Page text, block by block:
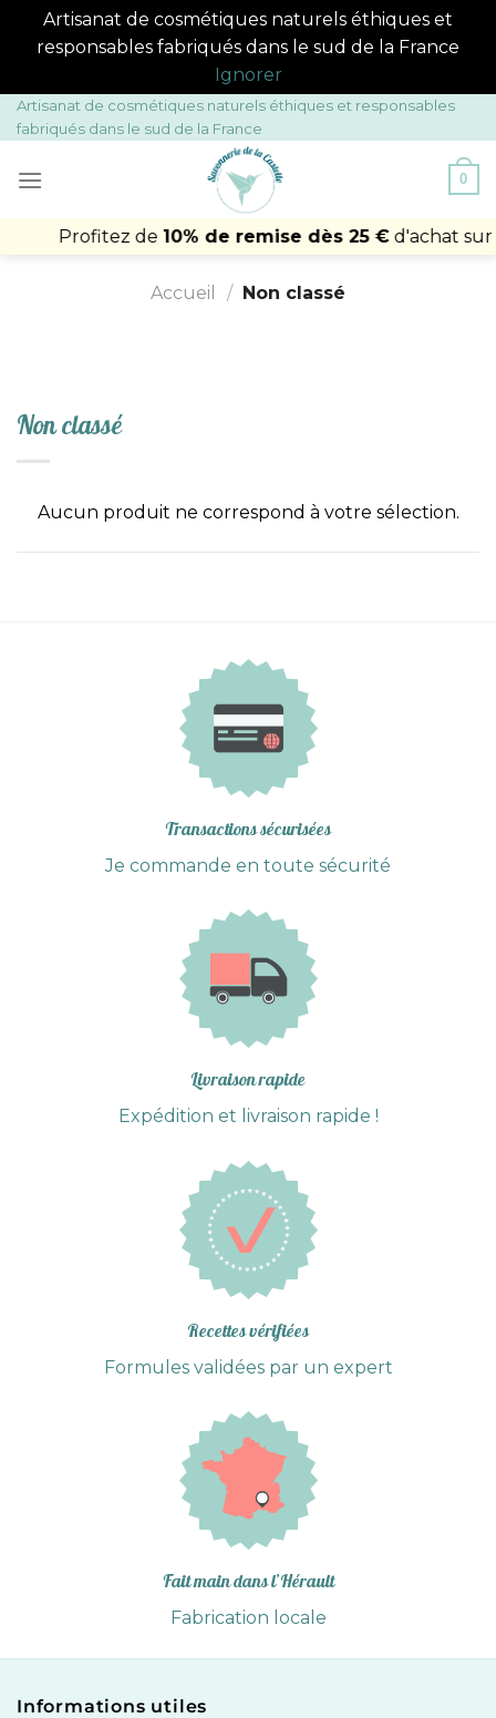
Artisanat de cosmétiques naturels éthiques et
responsables fabriqués dans le sud de la France
Ignorer
Passer
au
Artisanat de cosmétiques naturels éthiques et responsables
fabriqués dans le sud de la France
0
Profitez de10% de remise dès 25 €d'achat sur
Accueil / Non classé
Non classé
Aucun produit ne correspond à votre sélection.
Transactions sécurisées
Je commande en toute sécurité
Livraison rapide
Expédition et livraison rapide !
Recettes vérifiées
Formules validées par un expert
Fait main dans l’Hérault
Fabrication locale
Informations utiles